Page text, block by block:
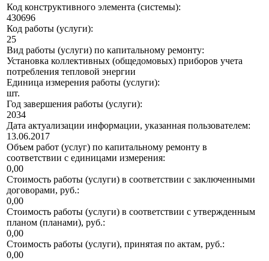
Код конструктивного элемента (системы):
430696
Код работы (услуги):
25
Вид работы (услуги) по капитальному ремонту:
Установка коллективных (общедомовых) приборов учета
потребления тепловой энергии
Единица измерения работы (услуги):
шт.
Год завершения работы (услуги):
2034
Дата актуализации информации, указанная пользователем:
13.06.2017
Объем работ (услуг) по капитальному ремонту в
соответствии с единицами измерения:
0,00
Стоимость работы (услуги) в соответствии с заключенными
договорами, руб.:
0,00
Стоимость работы (услуги) в соответствии с утвержденным
планом (планами), руб.:
0,00
Стоимость работы (услуги), принятая по актам, руб.:
0,00